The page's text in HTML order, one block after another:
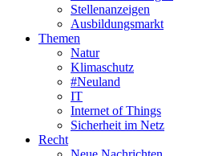
Stellenanzeigen
Ausbildungsmarkt
Themen
Natur
Klimaschutz
#Neuland
IT
Internet of Things
Sicherheit im Netz
Recht